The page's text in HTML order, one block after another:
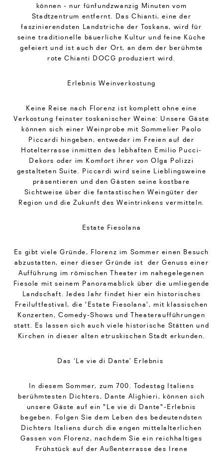
können - nur fünfundzwanzig Minuten vom
Stadtzentrum entfernt. Das Chianti, eine der
faszinierendsten Landstriche der Toskana, wird für
seine traditionelle bäuerliche Kultur und feine Küche
gefeiert und ist auch der Ort, an dem der berühmte
rote Chianti DOCG produziert wird.
Erlebnis Weinverkostung
Keine Reise nach Florenz ist komplett ohne eine
Verkostung feinster toskanischer Weine: Unsere Gäste
können sich einer Weinprobe mit Sommelier Paolo
Piccardi hingeben, entweder im Freien auf der
Hotelterrasse inmitten des lebhaften Emilio Pucci-
Dekors oder im Komfort ihrer von Olga Polizzi
gestalteten Suite. Piccardi wird seine Lieblingsweine
präsentieren und den Gästen seine kostbare
Sichtweise über die fantastischen Weingüter der
Region und die Zukunft des Weintrinkens vermitteln.
Estate Fiesolana
Es gibt viele Gründe, Florenz im Sommer einen Besuch
abzustatten, einer dieser Gründe ist der Genuss einer
Aufführung im römischen Theater im nahegelegenen
Fiesole mit seinem Panoramablick über die umliegende
Landschaft. Jedes Jahr findet hier ein historisches
Freiluftfestival, die 'Estate Fiesolana', mit klassischen
Konzerten, Comedy-Shows und Theateraufführungen
statt. Es lassen sich auch viele historische Stätten und
Kirchen in dieser alten etruskischen Stadt erkunden.
Das ‘Le vie di Dante’ Erlebnis
In diesem Sommer, zum 700. Todestag Italiens
berühmtesten Dichters, Dante Alighieri, können sich
unsere Gäste auf ein "Le vie di Dante"-Erlebnis
begeben. Folgen Sie dem Leben des bedeutendsten
Dichters Italiens durch die engen mittelalterlichen
Gassen von Florenz, nachdem Sie ein reichhaltiges
Frühstück auf der Außenterrasse des Irene